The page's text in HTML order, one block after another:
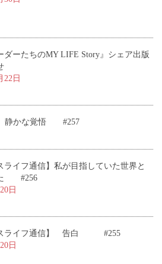
ダーたちのMY LIFE Story』シェア出版
22日
静かな覚悟 #257
ライフ通信】私が目指していた世界と
た #256
日
スライフ通信】 告白 #255
日